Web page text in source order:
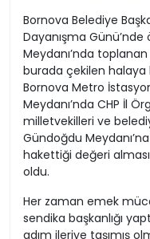
Bornova Belediye
Dayanışma
Meydanı’nda
burada çekilen halaya
Bornova Metro
Meydanı’nda CHP İl
milletvekilleri ve
Gündoğdu
hakettiği değeri
oldu.
Her zaman emek
sendika başkanlığı
adım ileriye taşımış